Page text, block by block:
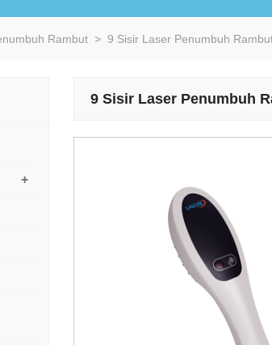
Rambut > 9 Sisir Laser Penumbuh
9 Sisir Laser Penumbuh
+